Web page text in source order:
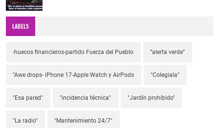
LABELS
-huecos financieros-partido Fuerza del Pueblo ”alerta verde”
"Awe drops- iPhone 17-Apple Watch y AirPods "Colegiala"
"Esa pared" "incidencia técnica" "Jardín prohibido"
"La radio" "Mantenimiento 24/7"